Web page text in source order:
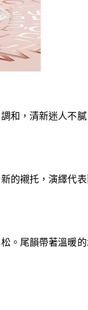
和，清新迷人不
的襯托，演繹代
。尾韻帶著溫暖